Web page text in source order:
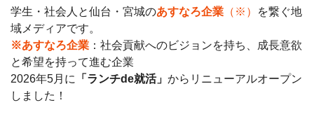
学生・社会人と仙台・宮城のあすなろ企業 （※）
を繋ぐ地
域メディアです。
※あすなろ企業 ：社会貢献へのビジョンを持ち、成長意欲
と希望を持って進む企業
2026年5月に
「ランチde就活」 からリニューアルオープン
しました！